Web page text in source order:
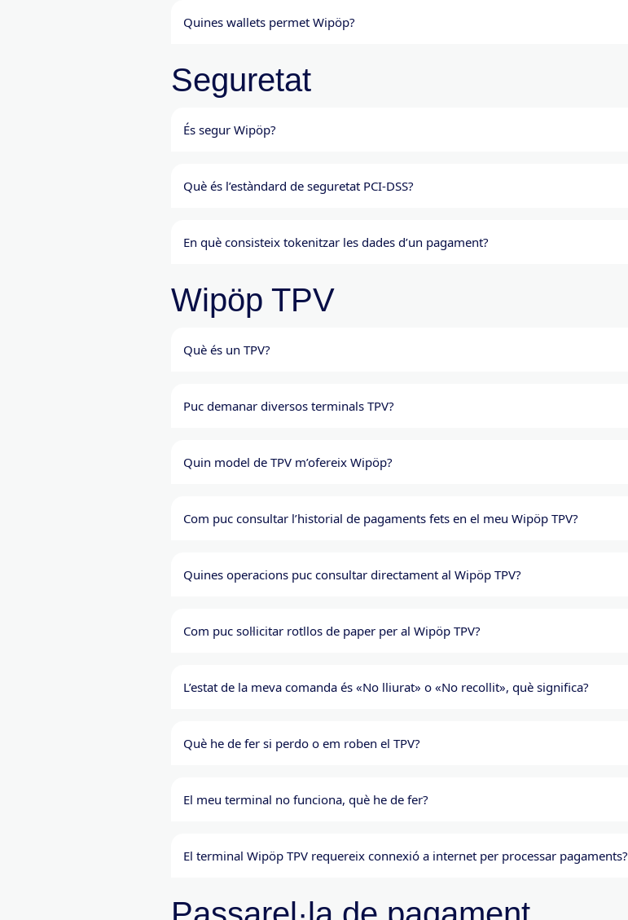
Quines wallets permet Wipöp?
Seguretat
És segur Wipöp?
Què és l’estàndard de seguretat PCI-DSS?
En què consisteix tokenitzar les dades d’un pagament?
Wipöp TPV
Què és un TPV?
Puc demanar diversos terminals TPV?
Quin model de TPV m’ofereix Wipöp?
Com puc consultar l’historial de pagaments fets en el meu Wipöp TPV?
Quines operacions puc consultar directament al Wipöp TPV?
Com puc sol·licitar rotllos de paper per al Wipöp TPV?
L’estat de la meva comanda és «No lliurat» o «No recollit», què significa?
Què he de fer si perdo o em roben el TPV?
El meu terminal no funciona, què he de fer?
El terminal Wipöp TPV requereix connexió a internet per processar pagaments?